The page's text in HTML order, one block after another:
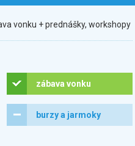
vonku + prednášky, workshopy
zábava vonku
burzy a jarmoky